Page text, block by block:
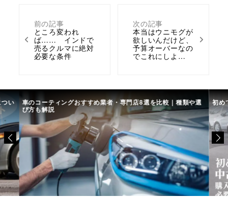
前の記事
ところ変われ
ば…… インドで
売るクルマに絶対
必要な条件
次の記事
本当はウニモグが
欲しいんだけど、
予算オーバーなの
でこれにしよ…
い 車のコーティングおすすめ業者・専門店8選を比較｜種類や選
び方も解説
初め